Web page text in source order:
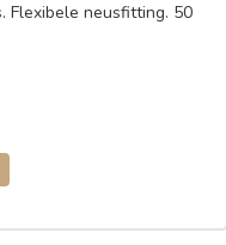
Flexibele neusfitting. 50